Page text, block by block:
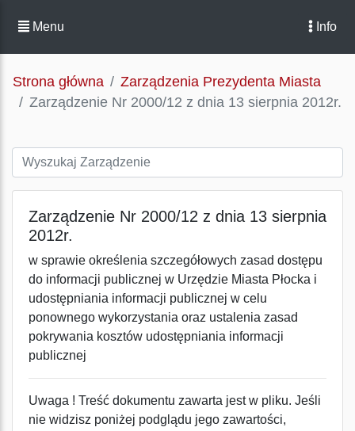
Menu Info
Strona główna
Zarządzenia Prezydenta Miasta
Zarządzenie Nr 2000/12 z dnia 13 sierpnia 2012r.
Zarządzenie Nr 2000/12 z dnia 13 sierpnia
2012r.
w sprawie określenia szczegółowych zasad dostępu
do informacji publicznej w Urzędzie Miasta Płocka i
udostępniania informacji publicznej w celu
ponownego wykorzystania oraz ustalenia zasad
pokrywania kosztów udostępniania informacji
publicznej
Uwaga ! Treść dokumentu zawarta jest w pliku. Jeśli
nie widzisz poniżej podglądu jego zawartości,